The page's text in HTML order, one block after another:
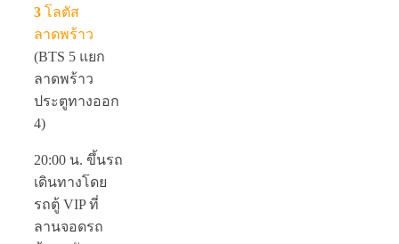
3 โลตัส
ลาดพร้าว
(BTS 5 แยก
ลาดพร้าว
ประตูทางออก
4)
20:00 น. ขึ้นรถ
เดินทางโดย
รถตู้ VIP ที่
ลานจอดรถ